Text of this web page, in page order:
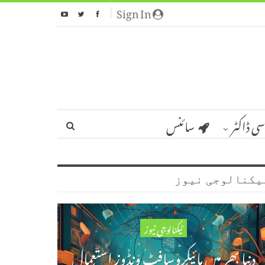
Sign In
ڈاکٹر سائنس
نیوز
ٹیکنالوجی نیوز
دنیا بھر میں مائیکروسافٹ ونڈوز استعمال